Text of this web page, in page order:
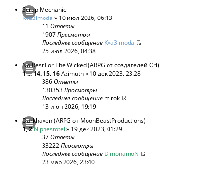
Scrap Mechanic
Kva3imoda » 10 июл 2026, 06:13
11 Ответы
1907Просмотры
Последнее сообщение Kva3imoda
25 июл 2026, 04:38
No Rest For The Wicked (ARPG от создателей Ori)
1...14, 15, 16Azimuth» 10 дек 2023, 23:28
386Ответы
130353Просмотры
Последнее сообщение mirok
13 июн 2026, 19:19
Darkhaven (ARPG от MoonBeastProductions)
1,2Niphestotel » 19 дек 2023, 01:29
37Ответы
33222Просмотры
Последнее сообщение DimonamoN
23 мар 2026, 23:40